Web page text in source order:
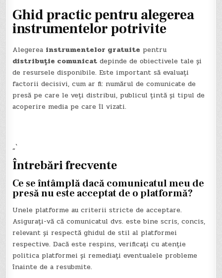
Ghid practic pentru alegerea
instrumentelor potrivite
Alegerea instrumentelor gratuite pentru
distribuție comunicat depinde de obiectivele tale și
de resursele disponibile. Este important să evaluați
factorii decisivi, cum ar fi: numărul de comunicate de
presă pe care le veți distribui, publicul țintă și tipul de
acoperire media pe care îl vizati.
„`
Întrebări frecvente
Ce se întâmplă dacă comunicatul meu de
presă nu este acceptat de o platformă?
Unele platforme au criterii stricte de acceptare.
Asigurați-vă că comunicatul dvs. este bine scris, concis,
relevant și respectă ghidul de stil al platformei
respective. Dacă este respins, verificați cu atenție
politica platformei și remediați eventualele probleme
înainte de a resubmite.